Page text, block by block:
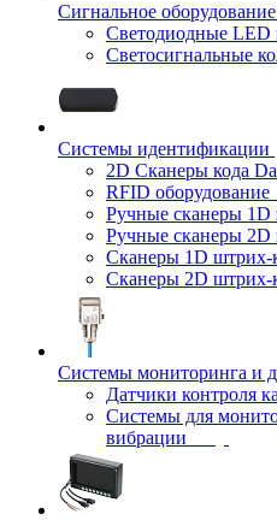
Сигнальное оборудование
Светодиодные LED
Светосигнальные
Системы идентификации
2D Сканеры кода
RFID оборудование
Ручные сканеры 1D
Ручные сканеры 2D
Сканеры 1D штрих-
Сканеры 2D штрих-
Системы мониторинга и
Датчики контроля
Системы для
вибрации